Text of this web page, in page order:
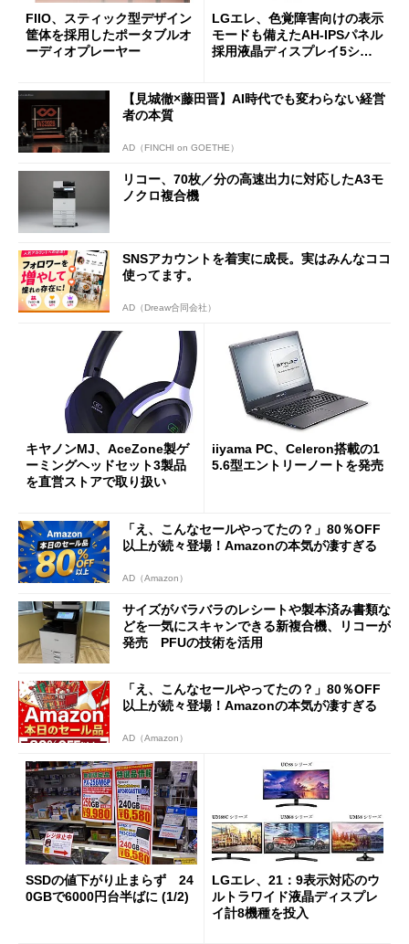
FIIO、スティック型デザイン
筐体を採用したポータブルオ
ーディオプレーヤー
LGエレ、色覚障害向けの表示
モードも備えたAH-IPSパネル
採用液晶ディスプレイ5シリ
【見城徹×藤田晋】AI時代でも変わらない経営
者の本質
AD（FINCHI on GOETHE）
リコー、70枚／分の高速出力に対応したA3モ
ノクロ複合機
SNSアカウントを着実に成長。実はみんなココ
使ってます。
AD（Dreaw合同会社）
キヤノンMJ、AceZone製ゲ
ーミングヘッドセット3製品
を直営ストアで取り扱い
iiyama PC、Celeron搭載の1
5.6型エントリーノートを発売
「え、こんなセールやってたの？」80％OFF
以上が続々登場！Amazonの本気が凄すぎる
AD（Amazon）
サイズがバラバラのレシートや製本済み書類な
どを一気にスキャンできる新複合機、リコーが
発売 PFUの技術を活用
「え、こんなセールやってたの？」80％OFF
以上が続々登場！Amazonの本気が凄すぎる
AD（Amazon）
SSDの値下がり止まらず 24
0GBで6000円台半ばに (1/2)
LGエレ、21：9表示対応のウ
ルトラワイド液晶ディスプレ
イ計8機種を投入